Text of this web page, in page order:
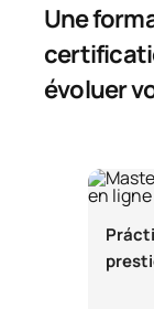
Une
évoluer